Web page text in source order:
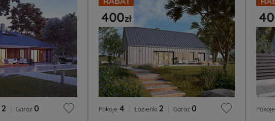
2 Garaż 0 Pokoje 4 Łazienki 2 Garaż 0 Pokoje